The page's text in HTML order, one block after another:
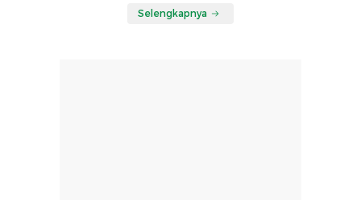
Selengkapnya